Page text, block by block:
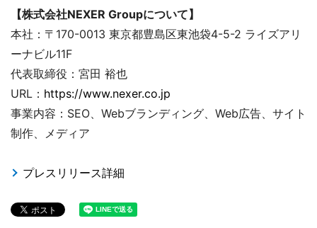
【株式会社NEXER Groupについて】
本社：〒170-0013 東京都豊島区東池袋4-5-2 ライズアリ
ーナビル11F
代表取締役：宮田 裕也
URL： https://www.nexer.co.jp
事業内容：SEO、Webブランディング、Web広告、サイト
制作、メディア
プレスリリース詳細